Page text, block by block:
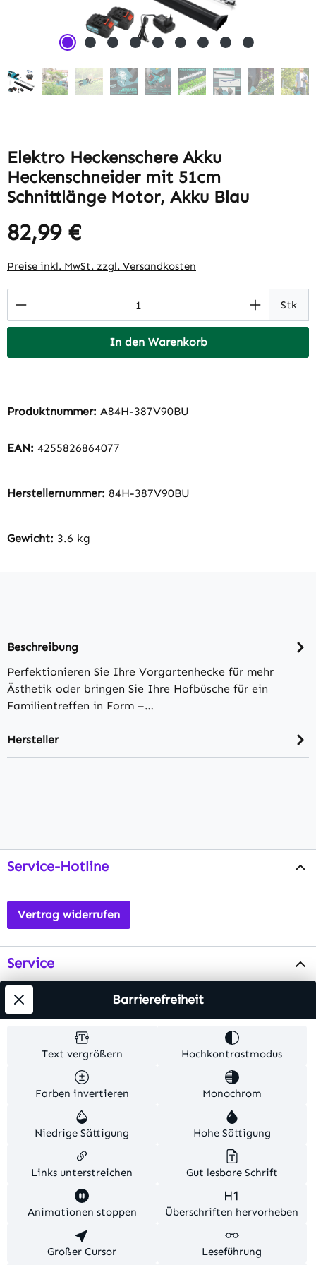
Elektro Heckenschere Akku
Heckenschneider mit 51cm
Schnittlänge Motor, Akku Blau
Regulärer Preis:
82,99 €
Preise inkl. MwSt. zzgl. Versandkosten
Produkt Anzahl: Gib den gewünschtenStk
In den Warenkorb
Produktnummer: A84H-387V90BU
EAN: 4255826864077
Herstellernummer: 84H-387V90BU
Gewicht: 3.6 kg
Beschreibung
Perfektionieren Sie Ihre Vorgartenhecke für mehr
Ästhetik oder bringen Sie Ihre Hofbüsche für ein
Familientreffen in Form –…
Hersteller
Service-Hotline
Vertrag widerrufen
Service
Info
Alle Preise inkl. gesetzl. Mehrwertsteuer zzgl.
Versandkosten . Alle Artikelangaben sind
Herstellerangaben und ohne Gewähr.
© 2026 MKV24 – Alle Rechte vorbehalten. Theme by
TC-Innovations
Text vergrößern Hochkontrastmodus
Farben invertieren Monochrom
Niedrige Sättigung Hohe Sättigung
Links unterstreichen Gut lesbare Schrift
Animationen stoppen Überschriften hervorheben
Großer Cursor Leseführung
Barrierefreiheit
Diese Website verwendet Cookies, um eine bestmögliche
Erfahrung bieten zu können.
Nur technisch notwendige
Konfigurieren